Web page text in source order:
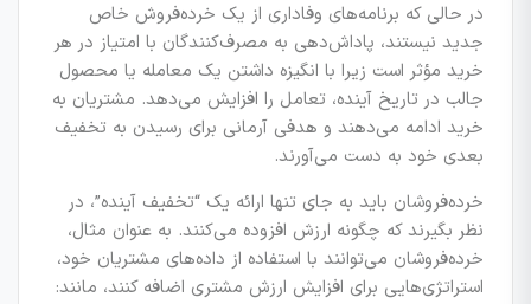
در حالی که برنامه‌های وفاداری از یک خرده‌فروش خاص
جدید نیستند، پاداش‌دهی به مصرف‌کنندگان با امتیاز در هر
خرید مؤثر است زیرا با انگیزه داشتن یک معامله یا محصول
جالب در تاریخ آینده، تعامل را افزایش می‌دهد. مشتریان به
خرید ادامه می‌دهند و هدفی آرمانی برای رسیدن به تخفیف
بعدی خود به دست می‌آورند.
خرده‌فروشان باید به جای تنها ارائه یک “تخفیف آینده”، در
نظر بگیرند که چگونه ارزش افزوده می‌کنند. به عنوان مثال،
خرده‌فروشان می‌توانند با استفاده از داده‌های مشتریان خود،
استراتژی‌هایی برای افزایش ارزش مشتری اضافه کنند، مانند: